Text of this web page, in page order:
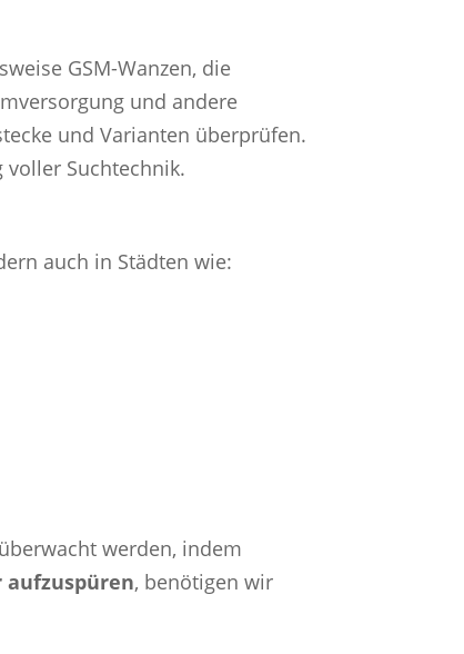
GSM-Wanzen, die
und andere
und Varianten überprüfen.
Suchtechnik.
auch in Städten wie:
werden, indem
aufzuspüren, benötigen wir